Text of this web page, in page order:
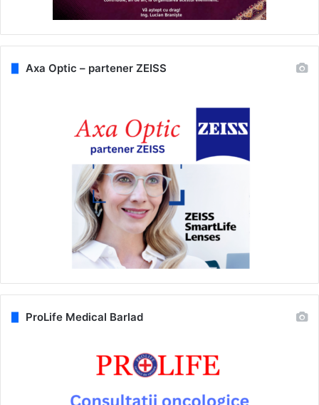
Axa Optic – partener ZEISS
ProLife Medical Barlad